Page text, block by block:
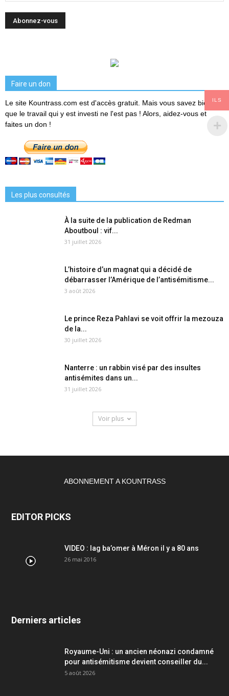
Faire un don
Le site Kountrass.com est d'accès gratuit. Mais vous savez bien
que le travail qui y est investi ne l'est pas ! Alors, aidez-vous et
faites un don !
Les plus consultés
À la suite de la publication de Redman
Aboutboul : vif...
31 juillet 2026
L’histoire d’un magnat qui a décidé de
débarrasser l’Amérique de l’antisémitisme...
3 août 2026
Le prince Reza Pahlavi se voit offrir la mezouza
de la...
30 juillet 2026
Nanterre : un rabbin visé par des insultes
antisémites dans un...
31 juillet 2026
Voir plus
ABONNEMENT A KOUNTRASS
EDITOR PICKS
VIDEO : lag ba’omer à Méron il y a 80 ans
26 mai 2016
Derniers articles
Royaume-Uni : un ancien néonazi condamné
pour antisémitisme devient conseiller du...
5 août 2026
ILS